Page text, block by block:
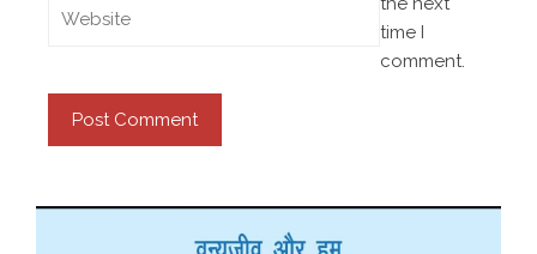
time I
comment.